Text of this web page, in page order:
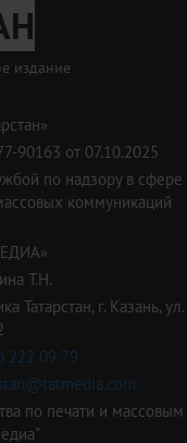
издание
90163 от 07.10.2025
по надзору в сфере
коммуникаций
Т.Н.
Татарстан, г. Казань, ул.
222 09 79
по печати и массовым